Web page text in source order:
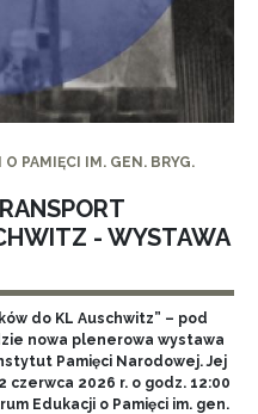
PAMIĘCI IM. GEN. BRYG.
- WYSTAWA
do KL Auschwitz” – pod
nowa plenerowa wystawa
Pamięci Narodowej. Jej
czerwca 2026 r. o godz. 12:00
Edukacji o Pamięci im. gen.